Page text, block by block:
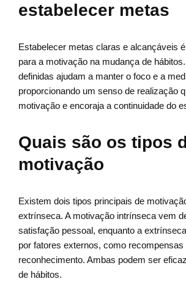
estabelecer metas
Estabelecer metas claras e alcançáveis
para a motivação na mudança de
definidas ajudam a manter o foco e a
proporcionando um senso de realização
motivação e encoraja a continuidade do
Quais são os tipos
motivação
Existem dois tipos principais de
extrínseca. A motivação intrínseca vem
satisfação pessoal, enquanto a
por fatores externos, como recompensas
reconhecimento. Ambas podem ser
de hábitos.